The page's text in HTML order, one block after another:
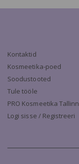
Kontaktid
Kosmeetika-poed
Soodustooted
Tule tööle
PRO Kosmeetika Tallinn
Logi sisse / Registreeri